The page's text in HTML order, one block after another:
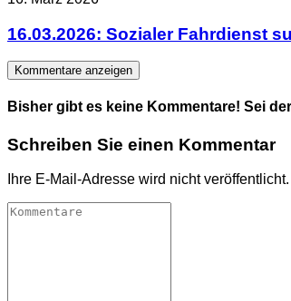
16.03.2026: Sozialer Fahrdienst
Kommentare anzeigen
Bisher gibt es keine Kommentare! Sei
Schreiben Sie einen Kommentar
Ihre E-Mail-Adresse wird nicht veröffentlicht.